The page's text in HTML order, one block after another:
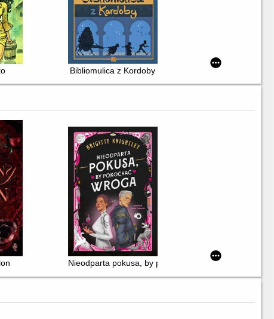
Bibliomulica z Kordoby
Nieodparta pokusa, by pokochać wroga